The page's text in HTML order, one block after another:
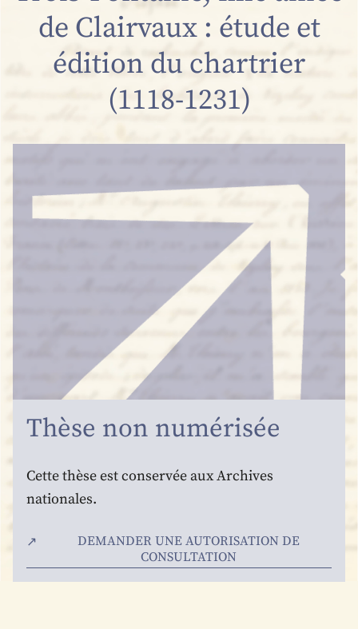
de Clairvaux : étude et
édition du chartrier
(1118-1231)
Thèse non numérisée
Cette thèse est conservée aux Archives
nationales.
DEMANDER UNE AUTORISATION DE
CONSULTATION